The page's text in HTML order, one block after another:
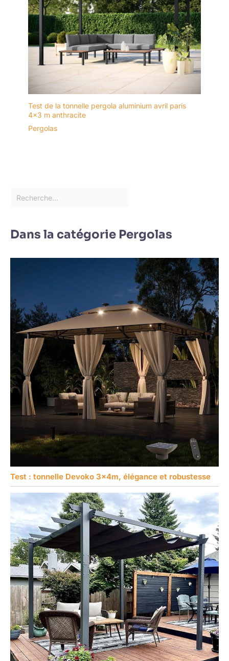
Test de la tonnelle pergola aluminium avril paris
4×3 m anthracite
Pergolas
Dans la catégorie Pergolas
Test : tonnelle Devoko 3x4m, élégance et robustesse